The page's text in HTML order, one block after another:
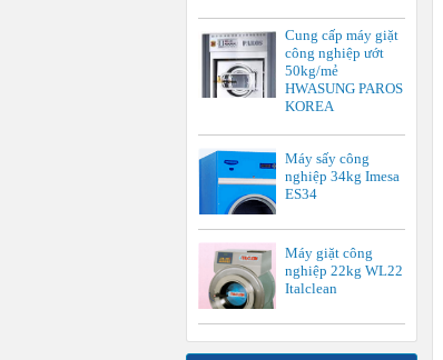
Cung cấp máy giặt
công nghiệp ướt
50kg/mẻ
HWASUNG PAROS
KOREA
Máy sấy công
nghiệp 34kg Imesa
ES34
Máy giặt công
nghiệp 22kg WL22
Italclean